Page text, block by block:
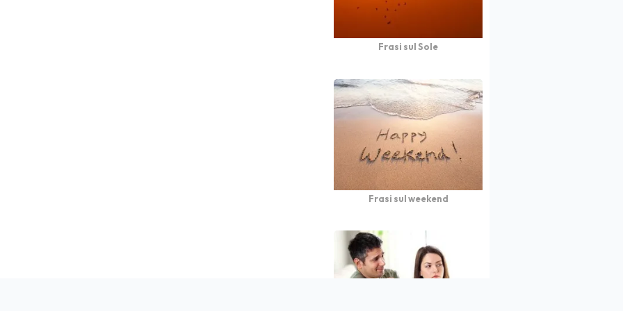
Frasi sul Sole
Frasi sul weekend